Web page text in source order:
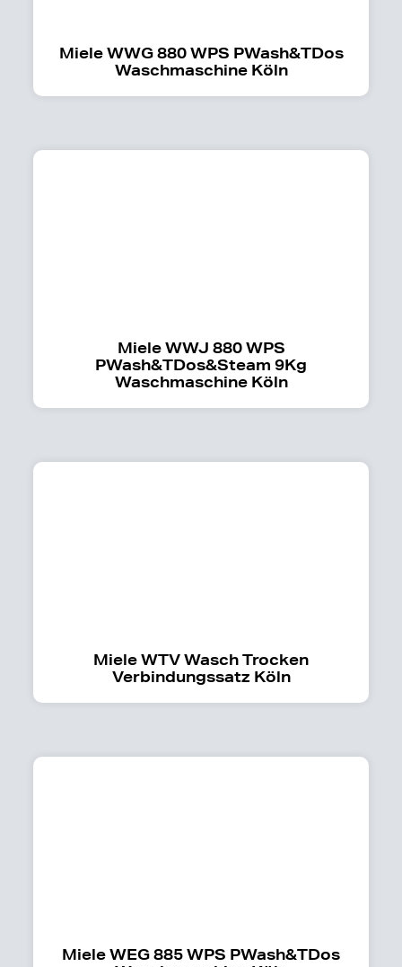
Miele WWG 880 WPS PWash&TDos
Waschmaschine Köln
Miele WWJ 880 WPS
PWash&TDos&Steam 9Kg
Waschmaschine Köln
Miele WTV Wasch Trocken
Verbindungssatz Köln
Miele WEG 885 WPS PWash&TDos